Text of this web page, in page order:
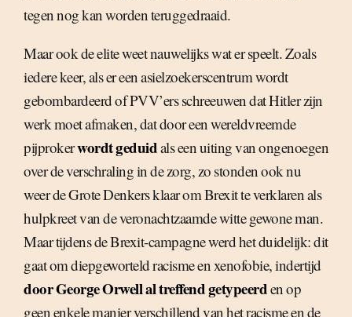
tegen nog kan worden teruggedraaid.
Maar ook de elite weet nauwelijks wat er speelt. Zoals
iedere keer, als er een asielzoekerscentrum wordt
gebombardeerd of PVV’ers schreeuwen dat Hitler zijn
werk moet afmaken, dat door een wereldvreemde
pijprokerwordt geduidals een uiting van ongenoegen
over de verschraling in de zorg, zo stonden ook nu
weer de Grote Denkers klaar om Brexit te verklaren als
hulpkreet van de veronachtzaamde witte gewone man.
Maar tijdens de Brexit-campagne werd het duidelijk: dit
gaat om diepgeworteld racisme en xenofobie, indertijd
door George Orwell al treffend getypeerden op
geen enkele manier verschillend van het racisme en de